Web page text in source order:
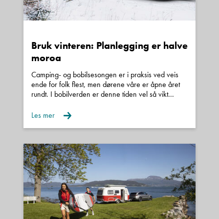
ect. Så er dette noe som ikke er garanti på og
bare følger med enheten.
Salgsobjektet kan ha blitt fremvist for kunder eller
brukt i butikkens utstilling.
Forbehold om vekt
Vi gjør oppmerksom på at den angivelse av
egenvekt og nyttelast som fremkommer i denne
annonsen er innhentet fra kjøretøyets vognkort
Bruk vinteren: Planlegging er halve
moroa
Camping- og bobilsesongen er i praksis ved veis
ende for folk flest, men dørene våre er åpne året
rundt. I bobilverden er denne tiden vel så vikt...
Les mer